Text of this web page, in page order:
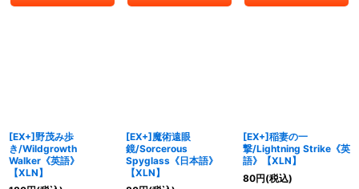
[EX+]野茂み歩
き/Wildgrowth
Walker《英語》
【XLN】
[EX+]魔術遠眼
鏡/Sorcerous
Spyglass《日本語》
【XLN】
[EX+]稲妻の一
撃/Lightning Strike《英
語》【XLN】
80円(税込)